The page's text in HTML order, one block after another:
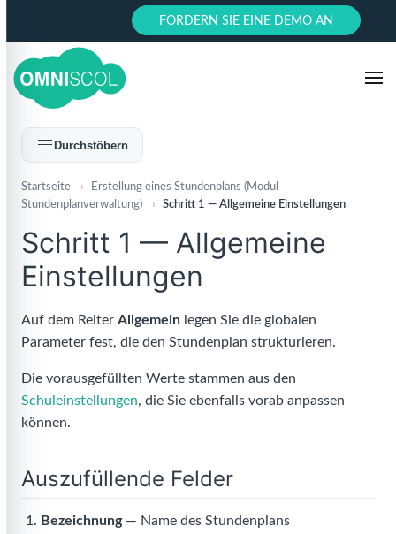
FORDERN SIE EINE DEMO AN
Durchstöbern
Startseite ›
Erstellung eines Stundenplans (Modul
Stundenplanverwaltung)
› Schritt 1 — Allgemeine Einstellungen
Schritt 1 — Allgemeine
Einstellungen
Auf dem Reiter Allgemein legen Sie die globalen
Parameter fest, die den Stundenplan strukturieren.
Die vorausgefüllten Werte stammen aus den
Schuleinstellungen, die Sie ebenfalls vorab anpassen
können.
Auszufüllende Felder
Bezeichnung— Name des Stundenplans